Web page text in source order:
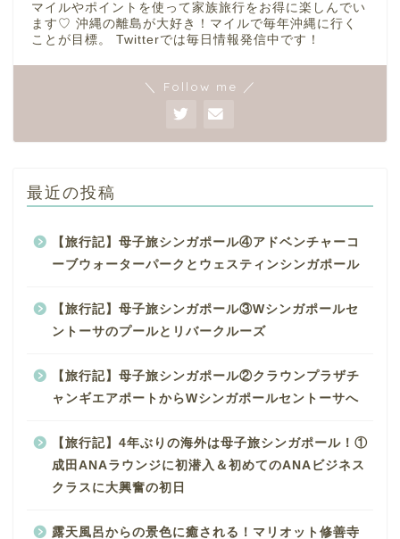
マイルやポイントを使って家族旅行をお得に楽しんでい
ます♡ 沖縄の離島が大好き！マイルで毎年沖縄に行く
ことが目標。 Twitterでは毎日情報発信中です！
＼ Follow me ／
最近の投稿
【旅行記】母子旅シンガポール④アドベンチャーコ
ーブウォーターパークとウェスティンシンガポール
【旅行記】母子旅シンガポール③Wシンガポールセ
ントーサのプールとリバークルーズ
【旅行記】母子旅シンガポール②クラウンプラザチ
ャンギエアポートからWシンガポールセントーサへ
【旅行記】4年ぶりの海外は母子旅シンガポール！①
成田ANAラウンジに初潜入＆初めてのANAビジネス
クラスに大興奮の初日
露天風呂からの景色に癒される！マリオット修善寺